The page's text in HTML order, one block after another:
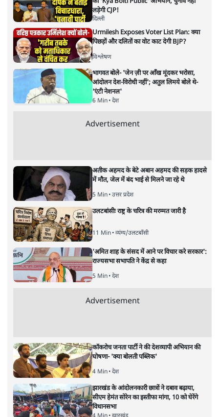
क्या महिला सिर्फ देह है...बढ़ते यौन
आक्रमण पर सरकार और समाज
को धिक्कार
29 MAR, 2025
पुरुषों में तमाम ऐसे लोग हैं जो चाहे जितनी उच्च शिक्षा हासिल कर लें
लेकिन अंततः महिला उनके लिए बस देह ही रहती है। वाराणसी में
आईआईटी-बीएचयू कैंपस में हो रही घटनाएं, यही बता रही हैं। उस पर
इस निर्वाचन क्षेत्र के सांसद और देश के प्रधानमंत्री की चुप्पी और भी
खलने वाली है। महिला पहलवानों से लेकर मणिपुर में महिला विरोधी
अपराध पर चुप रहने वाले पीएम मोदी वाराणसी की घटनाओं पर भी
चुप्पी साध गए। अगर कांग्रेस महासचिव प्रियंका गांधी वाड्रा ने यह
विरोधी अपराधों पर इस बार स्तंभकार वंदिता मिश्रा का लेखः
कोई व्यक्ति जब आईआईटी जैसी बड़ी परीक्षा पास करके संस्थान
में दाखिला लेता है तो उसे आत्म-गौरव की अनुभूति होती है और
जब यह उपलब्धि महिलायें हासिल करती हैं तब उनके भीतर के
आत्मविश्वास को तौलना बहुत मुश्किल हो सकता है। घुटन भरे
भारतीय समाज के दो-मुँही ढांचे में महिलाओं को परिवारों से मिलने